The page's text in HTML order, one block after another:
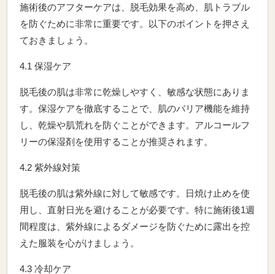
施術後のアフターケアは、脱毛効果を高め、肌トラブル
を防ぐために非常に重要です。以下のポイントを押さえ
ておきましょう。
4.1 保湿ケア
脱毛後の肌は非常に乾燥しやすく、敏感な状態にありま
す。保湿ケアを徹底することで、肌のバリア機能を維持
し、乾燥や肌荒れを防ぐことができます。アルコールフ
リーの保湿剤を使用することが推奨されます。
4.2 紫外線対策
脱毛後の肌は紫外線に対して敏感です。日焼け止めを使
用し、直射日光を避けることが必要です。特に施術後1週
間程度は、紫外線によるダメージを防ぐために露出を控
えた服装を心がけましょう。
4.3 冷却ケア